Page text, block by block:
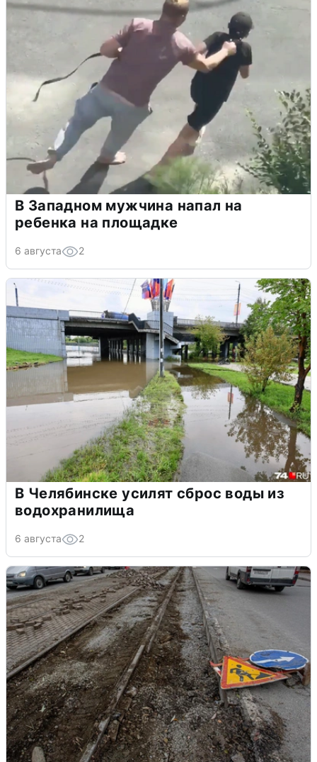
В Западном мужчина напал на
ребенка на площадке
6 августа 2
В Челябинске усилят сброс воды из
водохранилища
6 августа 2